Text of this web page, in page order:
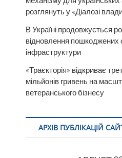
розглянуть у «Діалозі
В Україні продовжується
відновлення пошкоджених
інфраструктури
«Траєкторія» відкриває
мільйонів гривень на
ветеранського бізнесу
АРХІВ ПУБЛІКАЦІЙ